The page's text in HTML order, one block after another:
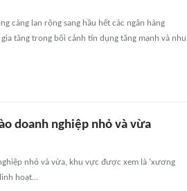
càng lan rộng sang hầu hết các ngân hàng
tăng trong bối cảnh tín dụng tăng mạnh và nhu
doanh nghiệp nhỏ và vừa
nhỏ và vừa, khu vực được xem là 'xương
hoạt…